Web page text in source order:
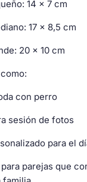
14 × 7 cm
17 × 8,5 cm
20 × 10 cm
con perro
sesión de fotos
para el
para parejas que